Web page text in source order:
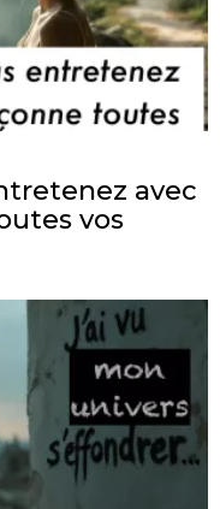
avec
vos